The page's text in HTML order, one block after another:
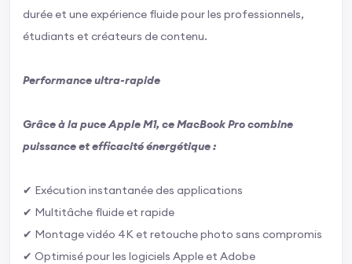
durée et une expérience fluide pour les professionnels,
étudiants et créateurs de contenu.
Performance ultra-rapide
Grâce à la puce Apple M1, ce MacBook Pro combine
puissance et efficacité énergétique :
✔ Exécution instantanée des applications
✔ Multitâche fluide et rapide
✔ Montage vidéo 4K et retouche photo sans compromis
✔ Optimisé pour les logiciels Apple et Adobe